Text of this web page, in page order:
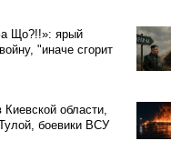
Що?!!»: ярый
"иначе сгорит
области,
боевики ВСУ